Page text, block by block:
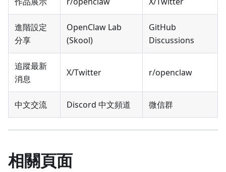
進階設定
分享
OpenClaw Lab
(Skool)
GitHub
Discussions
追蹤最新
消息
X/Twitter r/openclaw
中文交流 Discord 中文頻道 微信群
相關頁面